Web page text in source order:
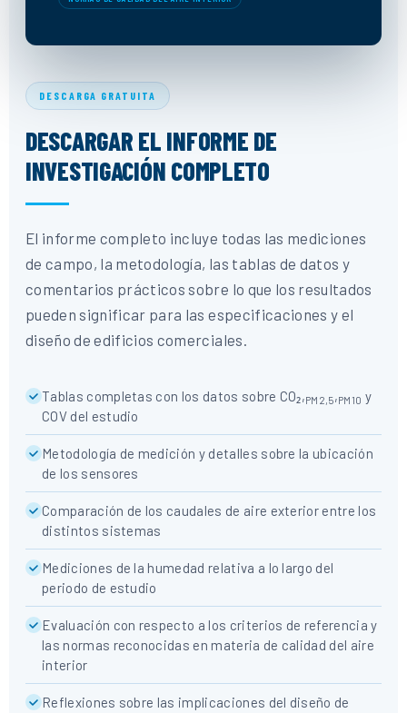
DESCARGA GRATUITA
DESCARGAR EL INFORME DE
INVESTIGACIÓN COMPLETO
El informe completo incluye todas las mediciones
de campo, la metodología, las tablas de datos y
comentarios prácticos sobre lo que los resultados
pueden significar para las especificaciones y el
diseño de edificios comerciales.
Tablas completas con los datos sobre CO₂,PM2,5,PM10 y
COV del estudio
Metodología de medición y detalles sobre la ubicación
de los sensores
Comparación de los caudales de aire exterior entre los
distintos sistemas
Mediciones de la humedad relativa a lo largo del
periodo de estudio
Evaluación con respecto a los criterios de referencia y
las normas reconocidas en materia de calidad del aire
interior
Reflexiones sobre las implicaciones del diseño de